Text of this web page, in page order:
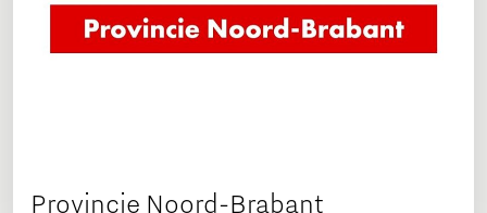
Provincie Noord-Brabant